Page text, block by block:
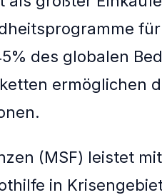
des globalen
ermöglichen
(MSF) leistet
in